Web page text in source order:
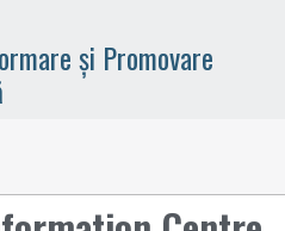
și Promovare